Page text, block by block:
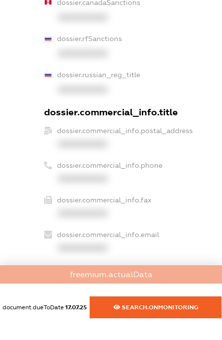
dossier.canadaSanctions
dossier.rfSanctions
dossier.russian_reg_title
dossier.commercial_info.title
dossier.commercial_info.postal_address
dossier.commercial_info.phone
dossier.commercial_info.fax
dossier.commercial_info.email
XXXXXXXXXX
dossier.commercial_info.activity
XXXXXXXXXX
freemium.actualData
document.dueToDate 17.07.25 SEARCH.ONMONITORING